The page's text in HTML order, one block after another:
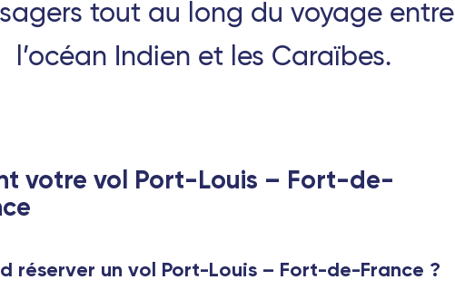
tout au long du voyage entre
l’océan Indien et les Caraïbes.
votre vol Port-Louis – Fort-de-
réserver un vol Port-Louis – Fort-de-France ?